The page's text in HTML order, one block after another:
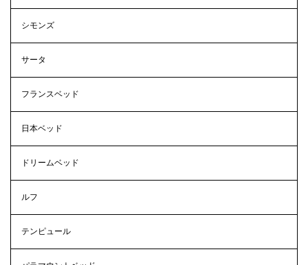
シモンズ
サータ
フランスベッド
日本ベッド
ドリームベッド
ルフ
テンピュール